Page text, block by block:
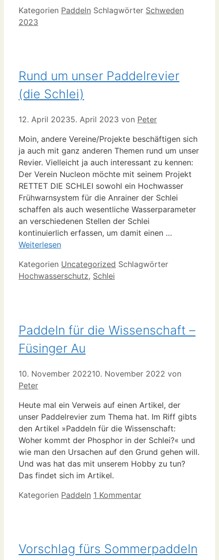
Kategorien Paddeln Schlagwörter Schweden
2023
Rund um unser Paddelrevier
(die Schlei)
12. April 20235. April 2023 von Peter
Moin, andere Vereine/Projekte beschäftigen sich
ja auch mit ganz anderen Themen rund um unser
Revier. Vielleicht ja auch interessant zu kennen:
Der Verein Nucleon möchte mit seinem Projekt
RETTET DIE SCHLEI sowohl ein Hochwasser
Frühwarnsystem für die Anrainer der Schlei
schaffen als auch wesentliche Wasserparameter
an verschiedenen Stellen der Schlei
kontinuierlich erfassen, um damit einen …
Weiterlesen
Kategorien Uncategorized Schlagwörter
Hochwasserschutz, Schlei
Paddeln für die Wissenschaft –
Füsinger Au
10. November 202210. November 2022 von
Peter
Heute mal ein Verweis auf einen Artikel, der
unser Paddelrevier zum Thema hat. Im Riff gibts
den Artikel »Paddeln für die Wissenschaft:
Woher kommt der Phosphor in der Schlei?« und
wie man den Ursachen auf den Grund gehen will.
Und was hat das mit unserem Hobby zu tun?
Das findet sich im Artikel.
Kategorien Paddeln 1 Kommentar
Vorschlag fürs Sommerpaddeln